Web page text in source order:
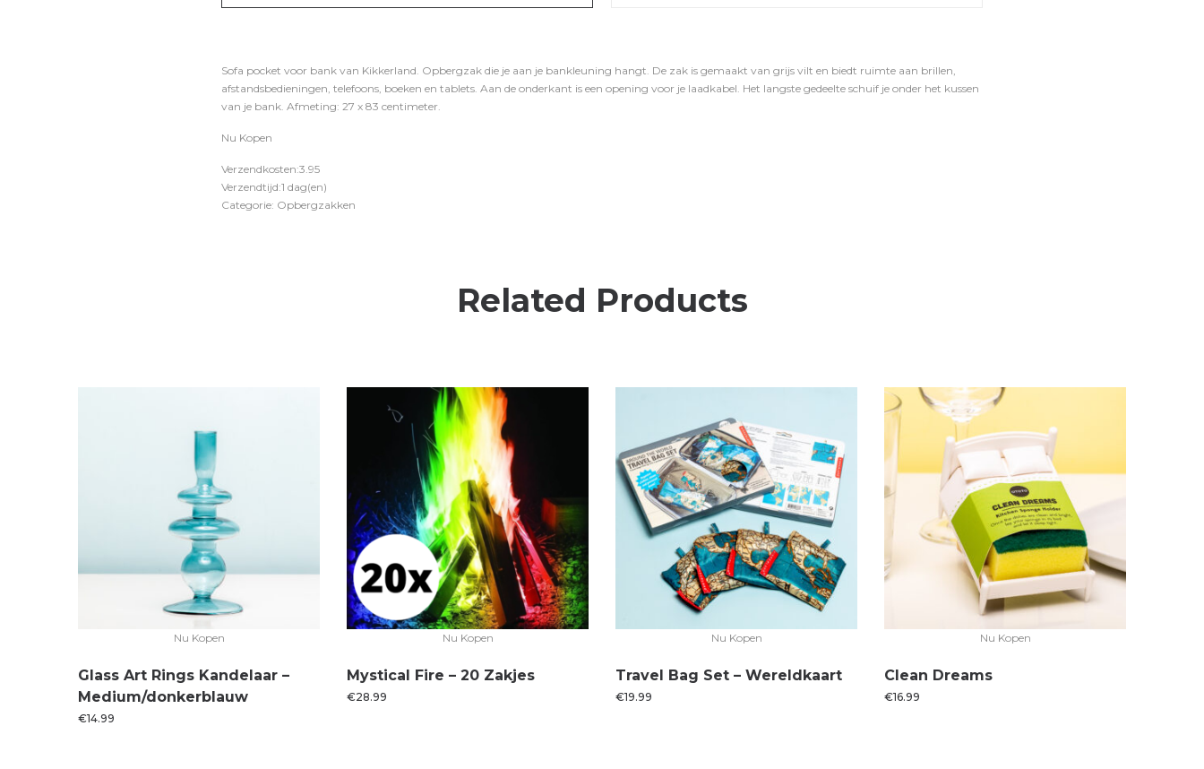
Sofa pocket voor bank van Kikkerland. Opbergzak die je aan je bankleuning hangt. De zak is gemaakt van grijs vilt en biedt ruimte aan brillen,
afstandsbedieningen, telefoons, boeken en tablets. Aan de onderkant is een opening voor je laadkabel. Het langste gedeelte schuif je onder het kussen
van je bank. Afmeting: 27 x 83 centimeter.
Nu Kopen
Verzendkosten:3.95
Verzendtijd:1 dag(en)
Categorie: Opbergzakken
Related Products
Nu Kopen
Glass Art Rings Kandelaar –
Medium/donkerblauw
€14.99
Nu Kopen
Mystical Fire – 20 Zakjes
€28.99
Nu Kopen
Travel Bag Set – Wereldkaart
€19.99
Nu Kopen
Clean Dreams
€16.99